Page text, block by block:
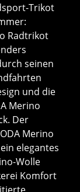
Trikot
Radtrikot
seinen
und die
Merino
Der
Merino
elegantes
Wolle
Komfort